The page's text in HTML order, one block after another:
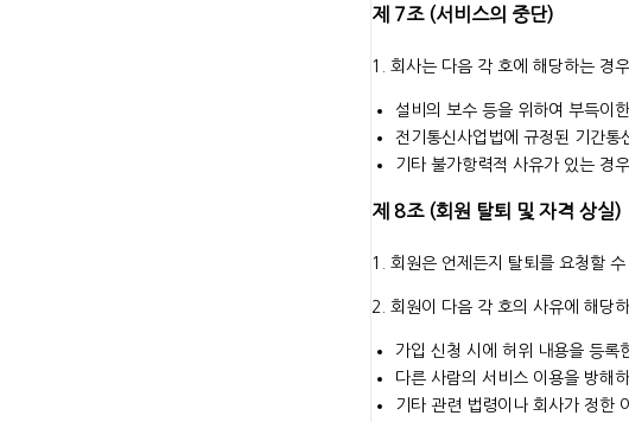
제 7조 (서비스의 중단)
1. 회사는 다음 각 호에 해당하는 경
설비의 보수 등을 위하여 부득이
전기통신사업법에 규정된 기간통
기타 불가항력적 사유가 있는 경우
제 8조 (회원 탈퇴 및 자격 상실)
1. 회원은 언제든지 탈퇴를 요청할
2. 회원이 다음 각 호의 사유에 해당
가입 신청 시에 허위 내용을 등록
다른 사람의 서비스 이용을 방해
기타 관련 법령이나 회사가 정한